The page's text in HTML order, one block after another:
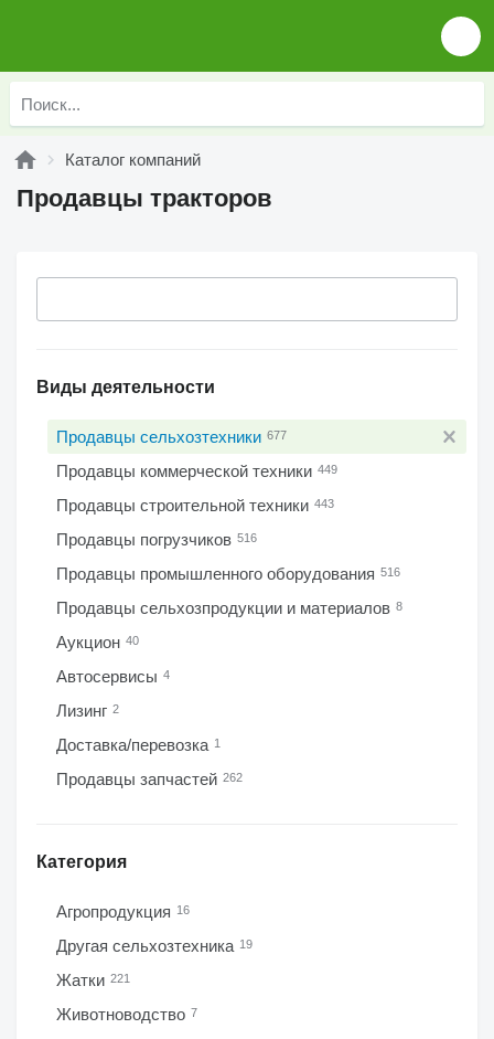
Каталог компаний
Продавцы тракторов
Виды деятельности
Продавцы сельхозтехники 677
Продавцы коммерческой техники 449
Продавцы строительной техники 443
Продавцы погрузчиков 516
Продавцы промышленного оборудования 516
Продавцы сельхозпродукции и материалов 8
Аукцион 40
Автосервисы 4
Лизинг 2
Доставка/перевозка 1
Продавцы запчастей 262
Категория
Агропродукция 16
Другая сельхозтехника 19
Жатки 221
Животноводство 7